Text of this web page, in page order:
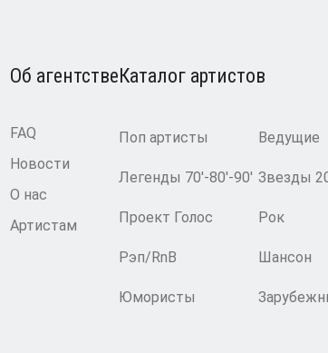
Каталог артистов
Поп артисты Ведущие
Легенды 70′-80′-90′ Звезды
Проект Голос Рок
Рэп/RnB Шансон
Юмористы
Об агентстве
FAQ
Новости
О нас
Артистам